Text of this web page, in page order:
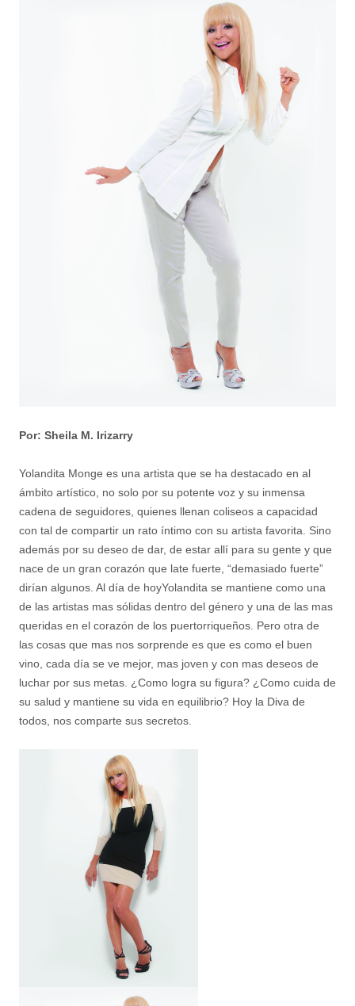
Por: Sheila M. Irizarry
Yolandita Monge es una artista que se ha destacado en al
ámbito artístico, no solo por su potente voz y su inmensa
cadena de seguidores, quienes llenan coliseos a capacidad
con tal de compartir un rato íntimo con su artista favorita. Sino
además por su deseo de dar, de estar allí para su gente y que
nace de un gran corazón que late fuerte, “demasiado fuerte”
dirían algunos. Al día de hoyYolandita se mantiene como una
de las artistas mas sólidas dentro del género y una de las mas
queridas en el corazón de los puertorriqueños. Pero otra de
las cosas que mas nos sorprende es que es como el buen
vino, cada día se ve mejor, mas joven y con mas deseos de
luchar por sus metas. ¿Como logra su figura? ¿Como cuida de
su salud y mantiene su vida en equilibrio? Hoy la Diva de
todos, nos comparte sus secretos.